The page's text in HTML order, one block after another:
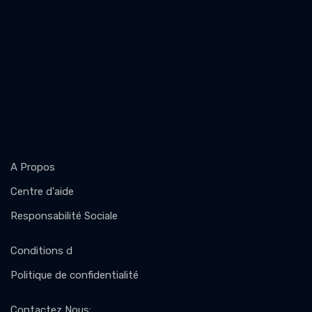
A Propos
Centre d'aide
Responsabilité Sociale
Conditions d
Politique de confidentialité